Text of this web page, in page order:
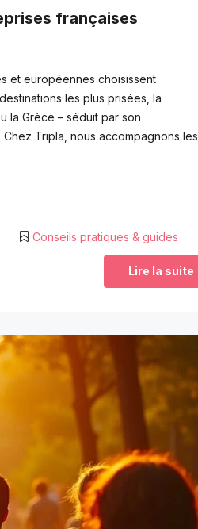
françaises
et européennes choisissent
les plus prisées, la
la Grèce – séduit par son
Tripla, nous accompagnons les
Conseils pratiques & guides
Lire la suite